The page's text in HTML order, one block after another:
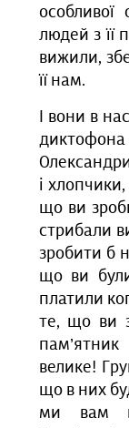
особливої
людей з її
вижили,
її нам.
І вони в
і
що ви
стрибали
зробити б
що ви
платили
те, що ви
велике!
що в них
ми вам